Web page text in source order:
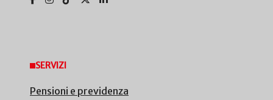
SERVIZI
Pensioni e previdenza